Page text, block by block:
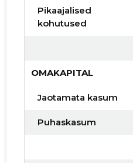
Pikaajalised
kohutused
OMAKAPITAL
Jaotamata kasum
Puhaskasum